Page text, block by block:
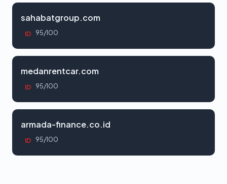
sahabatgroup.com
ID 95/100
medanrentcar.com
ID 95/100
armada-finance.co.id
ID 95/100